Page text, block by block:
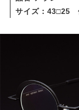
サイズ：43□25